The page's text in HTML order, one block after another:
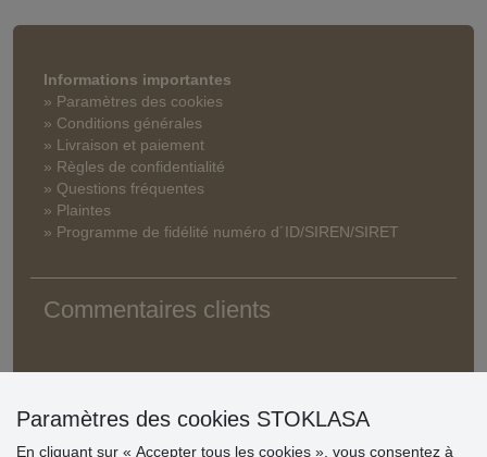
Informations importantes
» Paramètres des cookies
» Conditions générales
» Livraison et paiement
» Règles de confidentialité
» Questions fréquentes
» Plaintes
» Programme de fidélité numéro d´ID/SIREN/SIRET
Commentaires clients
Paramètres des cookies STOKLASA
En cliquant sur « Accepter tous les cookies », vous consentez à